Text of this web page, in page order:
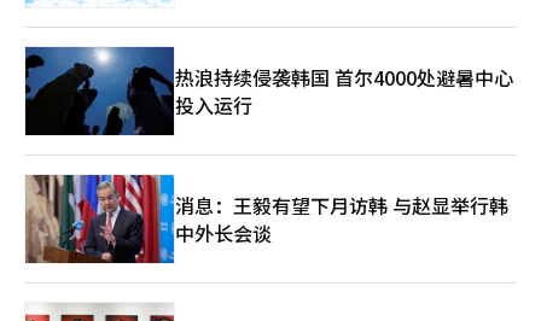
作了30年，负责企业结构调整和政策金融。他在国民成长基金和先
进战略产业基金的基础上，能够为AI、半导体等国家战略产业提供
大规模资金的政策金融能力是其最大竞争力。 Weaknesses(弱项)
由于政策金融机构的特性，受政府政策和政治环境的影响较大。投
资决策相较于民间金融公司可能较慢，大规模公共项目也可能受到
政策变化的影响。 Opportunities(机会) 对AI、半导体、数据中心
和先进制造业的国家投资扩大，进一步提升了产业银行的角色。国
民成长基金和先进战略产业基金有望成为韩国AI产业生态系统的核
心金融平台。 Threats(威胁) 全球经济放缓、美中技术霸权竞争、
先进产业投资失败的可能性，都是政策金融的负担因素。如果大规
模长期投资的成果出现延迟，可能会引发对政策金融效率的争论。
※ 本报道经人工智能（AI）系统翻译与编辑。
热浪持续侵袭韩国 首尔4000处避暑中心
投入运行
消息：王毅有望下月访韩 与赵显举行韩
中外长会谈